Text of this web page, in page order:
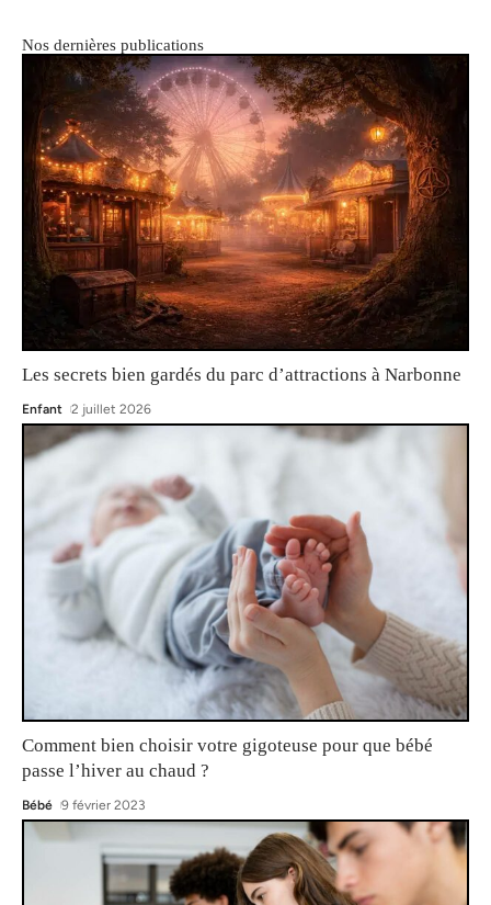
Nos dernières publications
Les secrets bien gardés du parc d’attractions à Narbonne
Enfant 2 juillet 2026
Comment bien choisir votre gigoteuse pour que bébé
passe l’hiver au chaud ?
Bébé 9 février 2023